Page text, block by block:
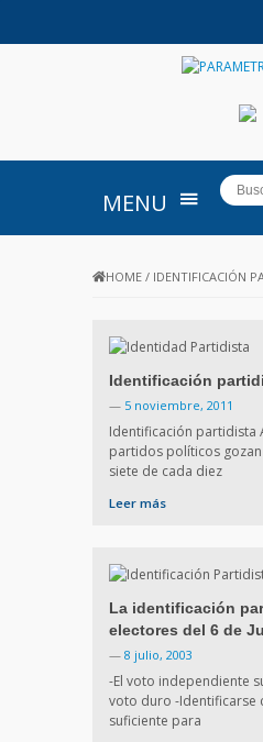
MENU
HOME / IDENTIFICACIÓN
Identificación
— 5 noviembre, 2011
Identificación partidista
partidos políticos
siete de cada diez
Leer más
La identificación
electores del 6 de
— 8 julio, 2003
-El voto independiente
voto duro -Identificarse
suficiente para